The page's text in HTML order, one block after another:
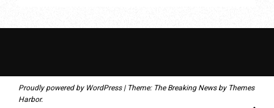
Proudly powered by WordPress | Theme: The Breaking News by Themes
Harbor.